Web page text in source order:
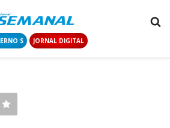
S JORNAL DIGITAL